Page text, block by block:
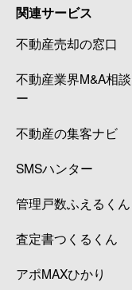
関連サービス
不動産売却の窓口
不動産業界M&A相
ー
不動産の集客ナビ
SMSハンター
管理戸数ふえるくん
査定書つくるくん
アポMAXひかり